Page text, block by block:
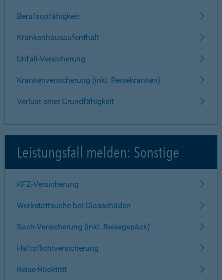
Berufsunfähigkeit
Krankenhausaufenthalt
Unfall-Versicherung
Krankenversicherung (inkl. Reisekranken)
Verlust einer Grundfähigkeit
Leistungsfall melden: Sonstige
KFZ-Versicherung
Werkstattsuche bei Glasschäden
Sach-Versicherung (inkl. Reisegepäck)
Haftpflichtversicherung
Reise-Rücktritt